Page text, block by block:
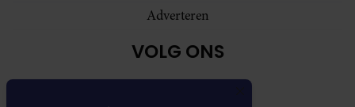
Adverteren
VOLG ONS